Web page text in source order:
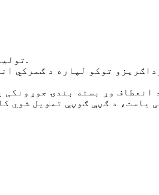
د کارت لوبې صنعت لپاره جوړ شوی انعطاف منونکی بسته بندي، د واحد بوسټر ریپرونو څخه تر لوی OEM تولید پورې.
انعطاف وړ بسته بندۍ